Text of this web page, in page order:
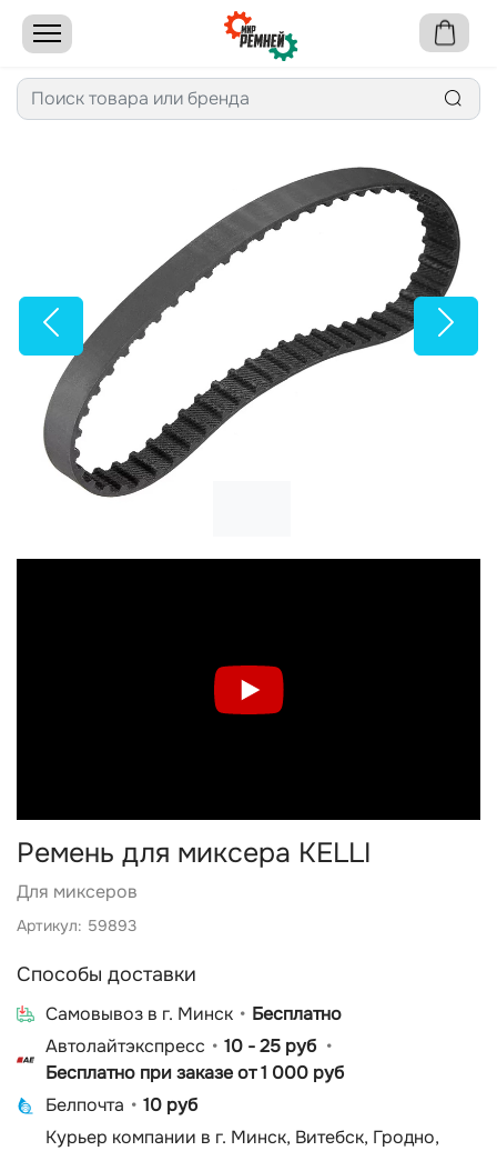
Ремень для миксера KELLI
Для миксеров
Артикул: 59893
Способы доставки
Cамовывоз в г. Минск
Бесплатно
Автолайтэкспресс
10 - 25 руб
Бесплатно при заказе от 1 000 руб
Белпочта
10 руб
Курьер компании в г. Минск, Витебск, Гродно,